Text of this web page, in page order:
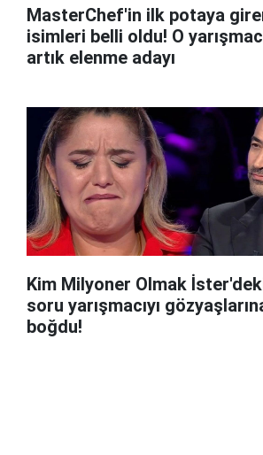
MasterChef'in ilk potaya
isimleri belli oldu! O
artık elenme adayı
Kim Milyoner Olmak
soru yarışmacıyı
boğdu!